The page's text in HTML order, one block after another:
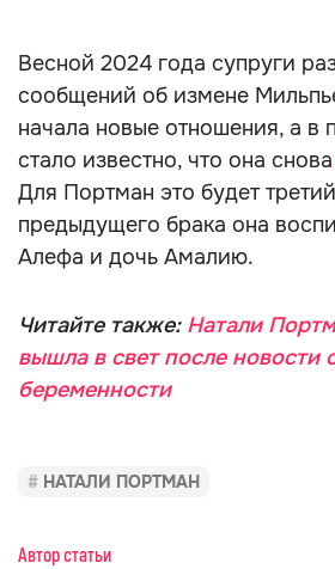
Весной 2024 года супруги
сообщений об измене
начала новые отношения, а
стало известно, что она снова
Для Портман это будет
предыдущего брака она
Алефа и дочь Амалию.
Читайте также: Натали
вышла в свет после новости
беременности
НАТАЛИ ПОРТМАН
Автор статьи